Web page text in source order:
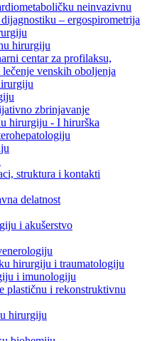
neinvazivnu
– ergospirometrija
hirurgiju
centar za profilaksu,
venskih oboljenja
zbrinjavanje
hirurgiju - I hirurška
struktura i kontakti
delatnost
i akušerstvo
hirurgiju i traumatologiju
i imunologiju
plastičnu i rekonstruktivnu
hirurgiju